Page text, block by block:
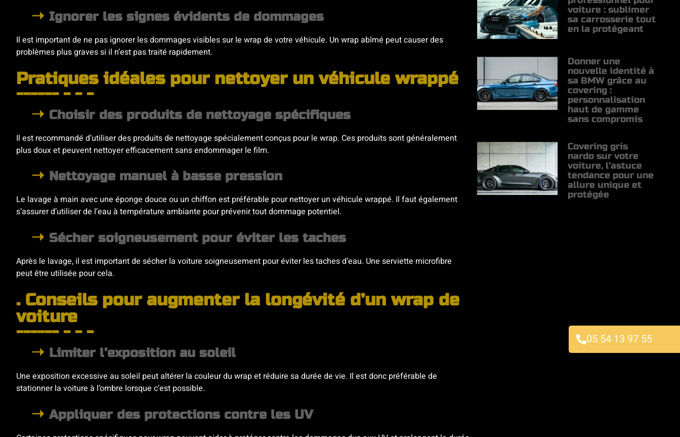
Ignorer les signes évidents de dommages
Il est important de ne pas ignorer les dommages visibles sur le wrap de votre véhicule. Un wrap abîmé peut causer des
problèmes plus graves si il n’est pas traité rapidement.
Pratiques idéales pour nettoyer un véhicule wrappé
Choisir des produits de nettoyage spécifiques
Il est recommandé d’utiliser des produits de nettoyage spécialement conçus pour le wrap. Ces produits sont généralement
plus doux et peuvent nettoyer efficacement sans endommager le film.
Nettoyage manuel à basse pression
Le lavage à main avec une éponge douce ou un chiffon est préférable pour nettoyer un véhicule wrappé. Il faut également
s’assurer d’utiliser de l’eau à température ambiante pour prévenir tout dommage potentiel.
Sécher soigneusement pour éviter les taches
Après le lavage, il est important de sécher la voiture soigneusement pour éviter les taches d’eau. Une serviette microfibre
peut être utilisée pour cela.
. Conseils pour augmenter la longévité d’un wrap de
voiture
Limiter l’exposition au soleil
Une exposition excessive au soleil peut altérer la couleur du wrap et réduire sa durée de vie. Il est donc préférable de
stationner la voiture à l’ombre lorsque c’est possible.
Appliquer des protections contre les UV
voiture : sublimer
sa carrosserie tout
en la protégeant
Donner une
nouvelle identité à
sa BMW grâce au
covering :
personnalisation
haut de gamme
sans compromis
Covering gris
nardo sur votre
voiture, l’astuce
tendance pour une
allure unique et
protégée
05 54 13 97 55